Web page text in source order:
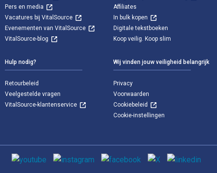
Pers en media
Vacatures bij VitalSource
Evenementen van VitalSource
VitalSource-blog
Affiliates
In bulk kopen
Digitale tekstboeken
Koop veilig. Koop slim
Hulp nodig?
Retourbeleid
Veelgestelde vragen
VitalSource-klantenservice
Wij vinden jouw veiligheid belangrijk
Privacy
Voorwaarden
Cookiebeleid
Cookie-instellingen
Sociale media